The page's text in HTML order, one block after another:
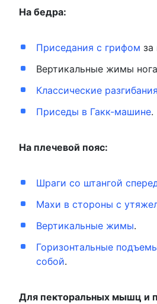
На бедра:
Приседания с грифом за
Вертикальные жимы
Классические
Приседы в Гакк-машине.
На плечевой пояс:
Шраги со штангой
Махи в стороны с
Вертикальные жимы.
Горизонтальные
собой.
Для пекторальных мышц и